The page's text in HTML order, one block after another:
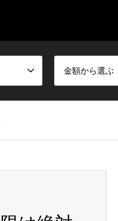
金額から選ぶ